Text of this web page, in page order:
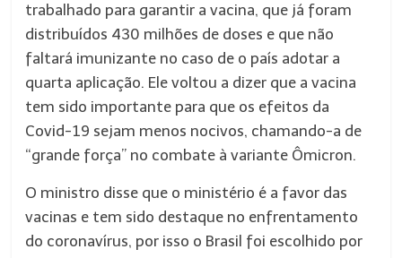
trabalhado para garantir a vacina, que já foram
distribuídos 430 milhões de doses e que não
faltará imunizante no caso de o país adotar a
quarta aplicação. Ele voltou a dizer que a vacina
tem sido importante para que os efeitos da
Covid-19 sejam menos nocivos, chamando-a de
“grande força” no combate à variante Ômicron.
O ministro disse que o ministério é a favor das
vacinas e tem sido destaque no enfrentamento
do coronavírus, por isso o Brasil foi escolhido por